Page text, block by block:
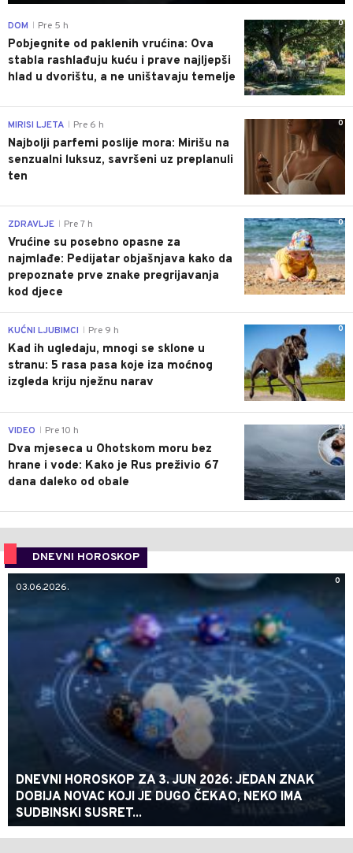
0
DOM Pre 5 h
Pobjegnite od paklenih vrućina: Ova
stabla rashlađuju kuću i prave najljepši
hlad u dvorištu, a ne uništavaju temelje
0
MIRISI LJETA Pre 6 h
Najbolji parfemi poslije mora: Mirišu na
senzualni luksuz, savršeni uz preplanuli
ten
0
ZDRAVLJE Pre 7 h
Vrućine su posebno opasne za
najmlađe: Pedijatar objašnjava kako da
prepoznate prve znake pregrijavanja
kod djece
0
KUĆNI LJUBIMCI Pre 9 h
Kad ih ugledaju, mnogi se sklone u
stranu: 5 rasa pasa koje iza moćnog
izgleda kriju nježnu narav
0
VIDEO Pre 10 h
Dva mjeseca u Ohotskom moru bez
hrane i vode: Kako je Rus preživio 67
dana daleko od obale
DNEVNI HOROSKOP
0
03.06.2026.
DNEVNI HOROSKOP ZA 3. JUN 2026: JEDAN ZNAK
DOBIJA NOVAC KOJI JE DUGO ČEKAO, NEKO IMA
SUDBINSKI SUSRET...